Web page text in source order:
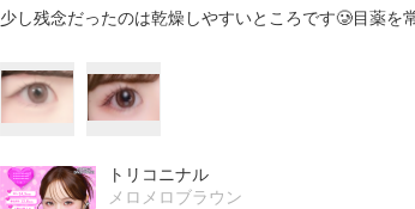
少し残念だったのは乾燥しやすいところです🥲目薬を
トリコニナル
メロメロブラウン